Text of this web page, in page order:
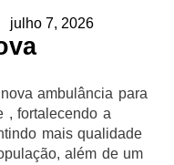
julho 7, 2026
ambulância para
, fortalecendo a
mais qualidade
além de um